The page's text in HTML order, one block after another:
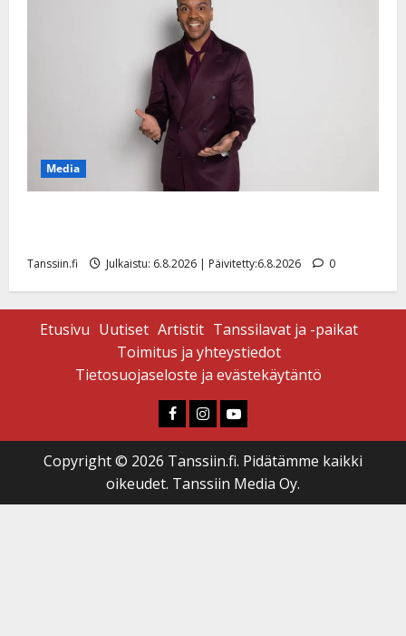
Media
Tanssiin.fi Julkaistu: 6.8.2026 | Päivitetty:6.8.2026 0
Etusivu Uutiset Artistit Tanssilavat ja -paikat
Toimitus ja yhteystiedot
Tietosuojaseloste ja evästekäytäntö
Faceboook
Instagram
Youtube
Copyright © 2026 Tanssiin.fi. Pidätämme kaikki
oikeudet. Tanssiin Media Oy.